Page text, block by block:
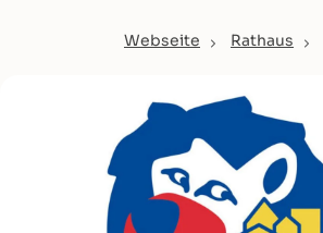
You are here:
Webseite Rathaus